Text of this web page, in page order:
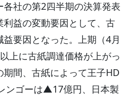
社の第2四半期の決算発表
利益の変動要因として、古
要因となった。上期（4月
上に古紙調達価格が上がっ
期間、古紙によって王子HD
ンゴーは▲17億円、日本製